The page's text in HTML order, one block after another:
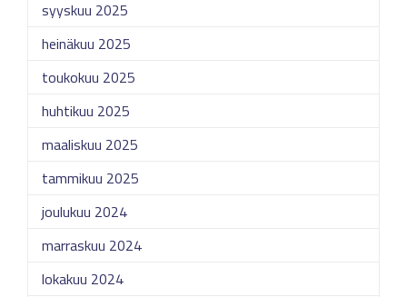
syyskuu 2025
heinäkuu 2025
toukokuu 2025
huhtikuu 2025
maaliskuu 2025
tammikuu 2025
joulukuu 2024
marraskuu 2024
lokakuu 2024